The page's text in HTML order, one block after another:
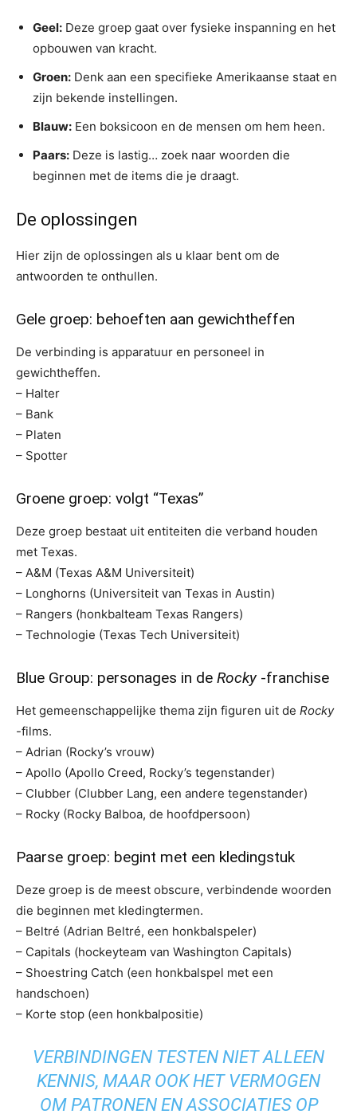
Geel: Deze groep gaat over fysieke inspanning en het
opbouwen van kracht.
Groen: Denk aan een specifieke Amerikaanse staat en
zijn bekende instellingen.
Blauw: Een boksicoon en de mensen om hem heen.
Paars: Deze is lastig… zoek naar woorden die
beginnen met de items die je draagt.
De oplossingen
Hier zijn de oplossingen als u klaar bent om de
antwoorden te onthullen.
Gele groep: behoeften aan gewichtheffen
De verbinding is apparatuur en personeel in
gewichtheffen.
– Halter
– Bank
– Platen
– Spotter
Groene groep: volgt “Texas”
Deze groep bestaat uit entiteiten die verband houden
met Texas.
– A&M (Texas A&M Universiteit)
– Longhorns (Universiteit van Texas in Austin)
– Rangers (honkbalteam Texas Rangers)
– Technologie (Texas Tech Universiteit)
Blue Group: personages in de Rocky -franchise
Het gemeenschappelijke thema zijn figuren uit de Rocky
-films.
– Adrian (Rocky’s vrouw)
– Apollo (Apollo Creed, Rocky’s tegenstander)
– Clubber (Clubber Lang, een andere tegenstander)
– Rocky (Rocky Balboa, de hoofdpersoon)
Paarse groep: begint met een kledingstuk
Deze groep is de meest obscure, verbindende woorden
die beginnen met kledingtermen.
– Beltré (Adrian Beltré, een honkbalspeler)
– Capitals (hockeyteam van Washington Capitals)
– Shoestring Catch (een honkbalspel met een
handschoen)
– Korte stop (een honkbalpositie)
VERBINDINGEN TESTEN NIET ALLEEN
KENNIS, MAAR OOK HET VERMOGEN
OM PATRONEN EN ASSOCIATIES OP